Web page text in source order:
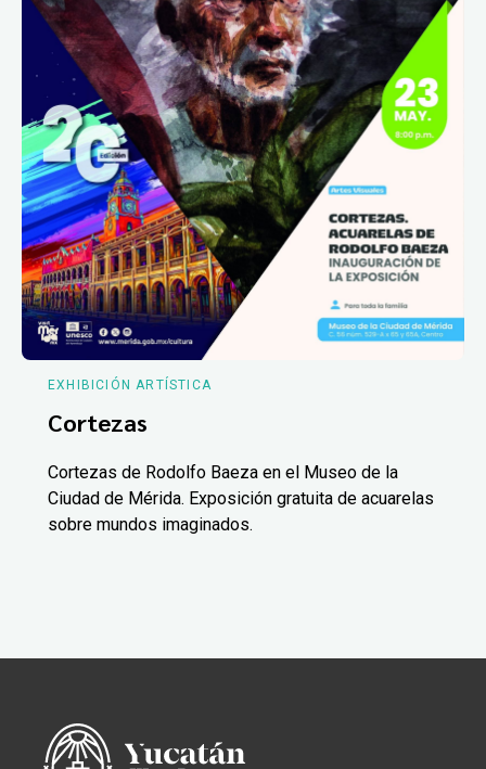
EXHIBICIÓN ARTÍSTICA
Cortezas
Cortezas de Rodolfo Baeza en el Museo de la
Ciudad de Mérida. Exposición gratuita de acuarelas
sobre mundos imaginados.